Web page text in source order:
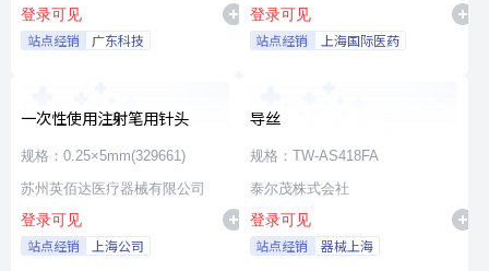
登录可见
站点经销 广东科技
登录可见
站点经销 上海国际医药
一次性使用注射笔用针头
规格：0.25×5mm(329661)
苏州英佰达医疗器械有限公司
登录可见
站点经销 上海公司
导丝
规格：TW-AS418FA
泰尔茂株式会社
登录可见
站点经销 器械上海